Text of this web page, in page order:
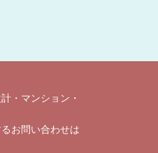
・マンション ・
お問い合わせは